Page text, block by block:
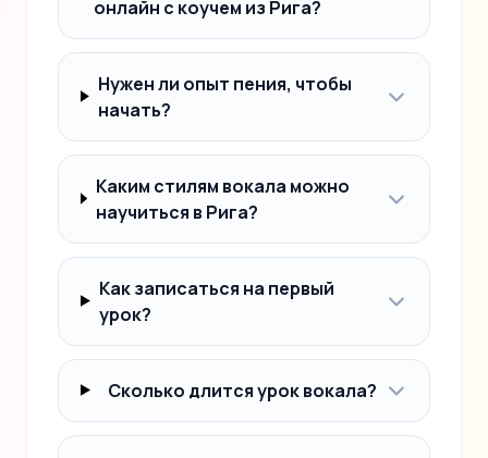
онлайн с коучем из Рига?
Нужен ли опыт пения, чтобы
начать?
Каким стилям вокала можно
научиться в Рига?
Как записаться на первый
урок?
Сколько длится урок вокала?